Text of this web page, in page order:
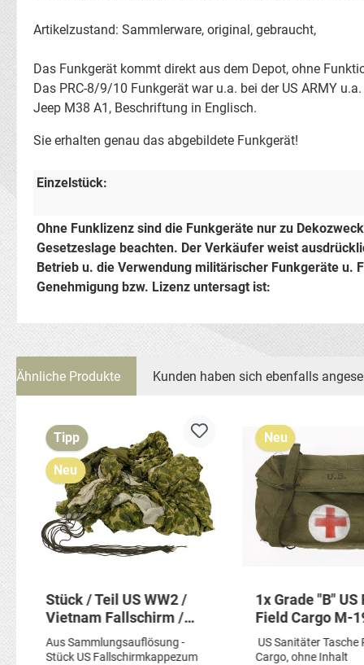
Artikelzustand: Sammlerware, original, gebraucht,
Das Funkgerät kommt direkt aus dem Depot, ohne
Das PRC-8/9/10 Funkgerät war u.a. bei der US ARMY
Jeep M38 A1, Beschriftung in Englisch.
Sie erhalten genau das abgebildete Funkgerät!
Einzelstück:
Ohne Funklizenz sind die Funkgeräte nur zu
Gesetzeslage beachten. Der Verkäufer weist
Betrieb u. die Verwendung militärischer Funkgeräte u.
Genehmigung bzw. Lizenz untersagt ist:
Ähnliche Produkte Kunden haben sich ebenfalls
Tipp
Neu
Stück / Teil US WW2 /
Vietnam Fallschirm /
Fallschirmkappe zum
Basteln / als Deko
Aus Sammlungsauflösung -
Stück US Fallschirmkappezum
Neu
1x Grade "B" US
Field Cargo M-
Medic Sanitäter
Red Cross
US Sanitäter Tasche
Cargo, ohne Inhalt